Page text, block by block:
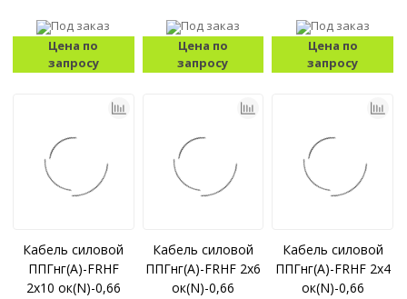
Под заказ
Цена по
запросу
Под заказ
Цена по
запросу
Под заказ
Цена по
запросу
Кабель силовой
ППГнг(А)-FRHF
2x10 ок(N)-0,66
Кабель силовой
ППГнг(А)-FRHF 2x6
ок(N)-0,66
Кабель силовой
ППГнг(А)-FRHF 2x4
ок(N)-0,66